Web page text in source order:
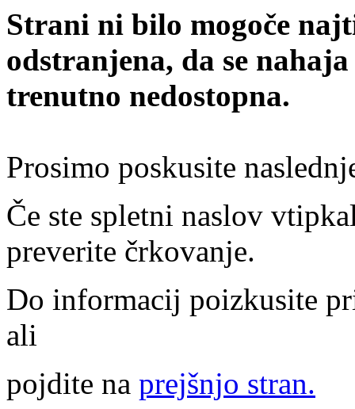
Strani ni bilo mogoče
odstranjena, da se
trenutno nedostopna.
Prosimo poskusite
Če ste spletni naslov
preverite črkovanje.
Do informacij poizkusite
ali
pojdite na prejšnjo stran.